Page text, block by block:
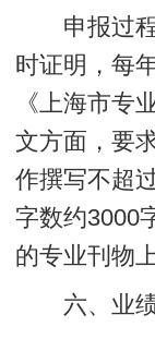
申报过程
时证明，每
《上海市专
文方面，要
作撰写不超
字数约3000
的专业刊物
六、业绩